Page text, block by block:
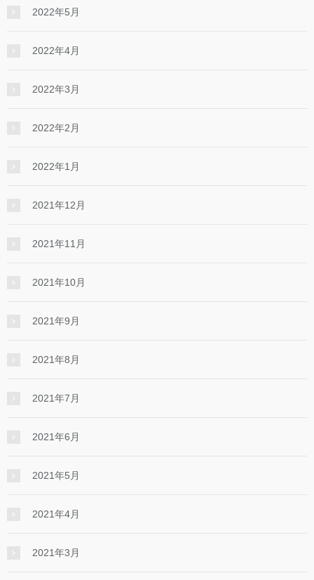
2022年5月
2022年4月
2022年3月
2022年2月
2022年1月
2021年12月
2021年11月
2021年10月
2021年9月
2021年8月
2021年7月
2021年6月
2021年5月
2021年4月
2021年3月